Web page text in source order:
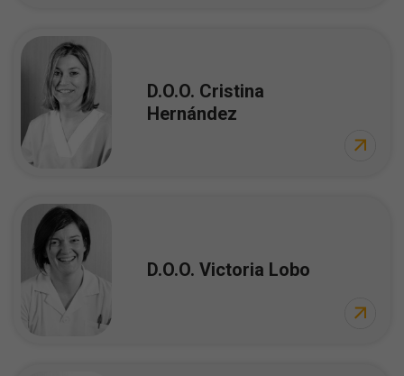
D.O.O. Cristina
Hernández
D.O.O. Victoria Lobo